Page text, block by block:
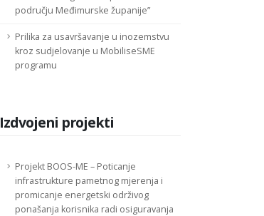
području Međimurske županije”
Prilika za usavršavanje u inozemstvu
kroz sudjelovanje u MobiliseSME
programu
Izdvojeni projekti
Projekt BOOS-ME – Poticanje
infrastrukture pametnog mjerenja i
promicanje energetski održivog
ponašanja korisnika radi osiguravanja